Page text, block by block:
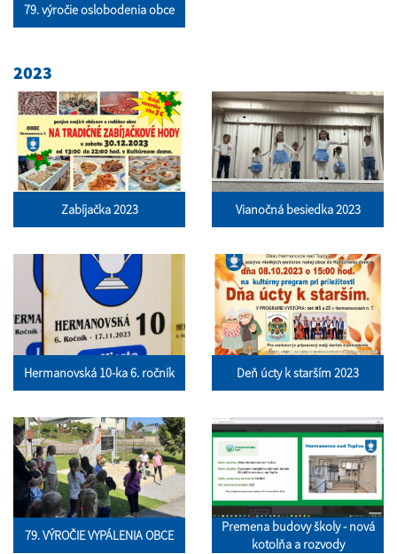
79. výročie oslobodenia obce
2023
Zabíjačka 2023 Vianočná besiedka 2023
Hermanovská 10-ka 6. ročník Deň úcty k starším 2023
79. VÝROČIE VYPÁLENIA OBCE
Premena budovy školy - nová
kotolňa a rozvody